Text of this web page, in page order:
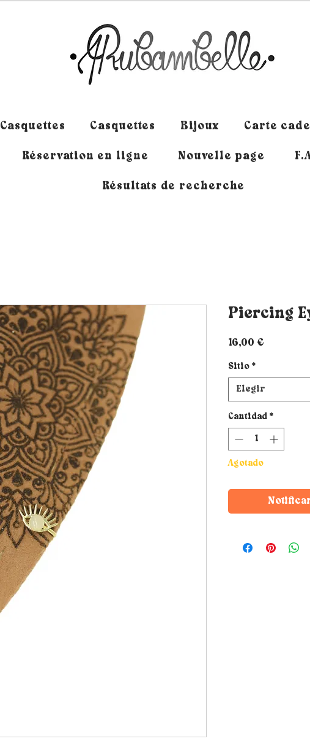
Casquettes Casquettes Bijoux Carte
Réservation en ligne Nouvelle page
Résultats de recherche
Piercing
16,00 €
Sitio *
Elegir
Cantidad *
Agotado